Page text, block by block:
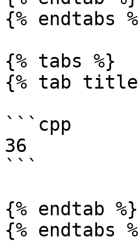
{% endtabs
{% tabs %}
{% tab
```cpp
36
```
{% endtab %}
{% endtabs